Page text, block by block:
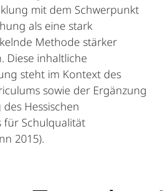
mit dem Schwerpunkt
als eine stark
Methode stärker
Diese inhaltliche
steht im Kontext des
sowie der Ergänzung
Hessischen
für Schulqualität
2015).